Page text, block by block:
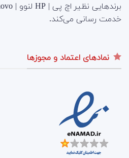
خدمت رسانی می‌کند.
نمادهای اعتماد و مجوزها